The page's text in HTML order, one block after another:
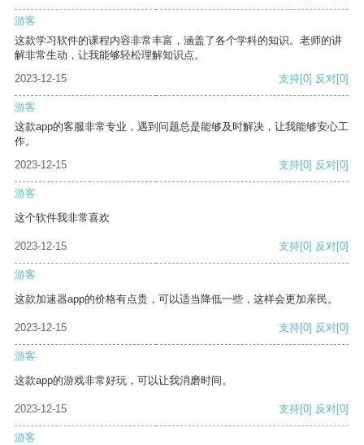
游客
这款学习软件的课程内容非常丰富，涵盖了各个学科的知识。老师的讲
解非常生动，让我能够轻松理解知识点。
2023-12-15
支持[0] 反对[0]
游客
这款app的客服非常专业，遇到问题总是能够及时解决，让我能够安心工
作。
2023-12-15
支持[0] 反对[0]
游客
这个软件我非常喜欢
2023-12-15 支持[0] 反对[0]
游客
这款加速器app的价格有点贵，可以适当降低一些，这样会更加亲民。
2023-12-15 支持[0] 反对[0]
游客
这款app的游戏非常好玩，可以让我消磨时间。
2023-12-15 支持[0] 反对[0]
游客